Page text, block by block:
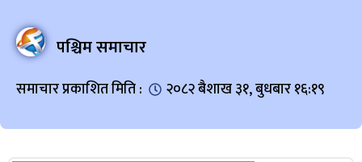
पश्चिम समाचार
समाचार प्रकाशित मिति : २०८२ बैशाख ३१, बुधबार १६:१९